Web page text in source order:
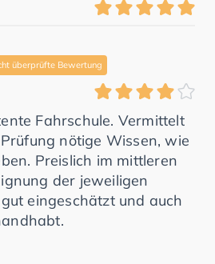
überprüfte Bewertung
Fahrschule. Vermittelt
nötige Wissen, wie
Preislich im mittleren
der jeweiligen
eingeschätzt und auch